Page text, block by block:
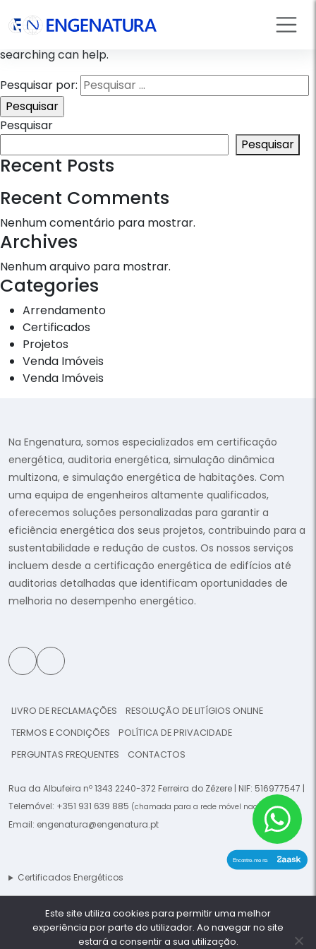
Nothing Found
It seems we can’t find what you’re looking for. Perhaps
searching can help.
Pesquisar por:
Pesquisar
Pesquisar
Recent Posts
Recent Comments
Nenhum comentário para mostrar.
Archives
Nenhum arquivo para mostrar.
Categories
Arrendamento
Certificados
Projetos
Venda Imóveis
Venda Imóveis
Na Engenatura, somos especializados em certificação
energética, auditoria energética, simulação dinâmica
multizona, e simulação energética de habitações. Com
uma equipa de engenheiros altamente qualificados,
oferecemos soluções personalizadas para garantir a
eficiência energética dos seus projetos, contribuindo para a
sustentabilidade e redução de custos. Os nossos serviços
incluem desde a certificação energética de edifícios até
auditorias detalhadas que identificam oportunidades de
melhoria no desempenho energético.
LIVRO DE RECLAMAÇÕES
RESOLUÇÃO DE LITÍGIOS ONLINE
TERMOS E CONDIÇÕES
POLÍTICA DE PRIVACIDADE
PERGUNTAS FREQUENTES
CONTACTOS
Rua da Albufeira nº 1343 2240-372 Ferreira do Zêzere | NIF: 516977547 |
Telemóvel: +351 931 639 885 (chamada para a rede móvel nacional)|
Email: engenatura@engenatura.pt
Certificados Energéticos
© 2026 Engenatura - Todos os direitos reservados. - This template is
made byPlaneta Digital
Este site utiliza cookies para permitir uma melhor
experiência por parte do utilizador. Ao navegar no site
estará a consentir a sua utilização.